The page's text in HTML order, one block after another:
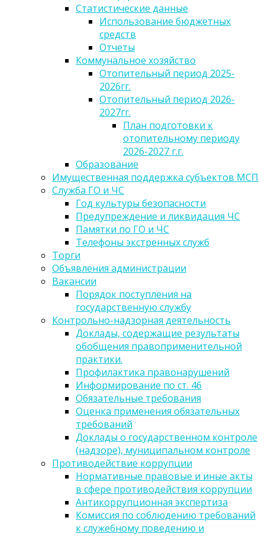
Статистические данные
Использование бюджетных
средств
Отчеты
Коммунальное хозяйство
Отопительный период 2025-
2026гг.
Отопительный период 2026-
2027гг.
План подготовки к
отопительному периоду
2026-2027 г.г.
Образование
Имущественная поддержка субъектов МСП
Служба ГО и ЧС
Год культуры безопасности
Предупреждение и ликвидация ЧС
Памятки по ГО и ЧС
Телефоны экстренных служб
Торги
Объявления администрации
Вакансии
Порядок поступления на
государственную службу
Контрольно-надзорная деятельность
Доклады, содержащие результаты
обобщения правоприменительной
практики.
Профилактика правонарушений
Информирование по ст. 46
Обязательные требования
Оценка применения обязательных
требований
Доклады о государственном контроле
(надзоре), муниципальном контроле
Противодействие коррупции
Нормативные правовые и иные акты
в сфере противодействия коррупции
Антикоррупционная экспертиза
Комиссия по соблюдению требований
к служебному поведению и